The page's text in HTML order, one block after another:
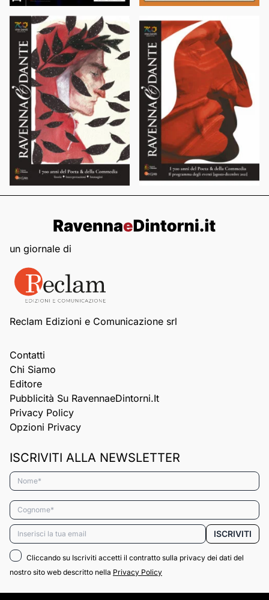
un giornale di
Reclam Edizioni e Comunicazione srl
Contatti
Chi Siamo
Editore
Pubblicità Su RavennaeDintorni.it
Privacy Policy
Opzioni Privacy
ISCRIVITI ALLA NEWSLETTER
Nome*
Cognome*
Email* ISCRIVITI
Cliccando su Iscriviti accetti il contratto sulla privacy dei dati del
nostro sito web descritto nella Privacy Policy